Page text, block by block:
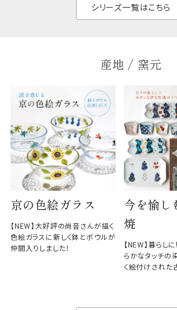
シリーズ一覧はこちら
産地 / 窯元
京の色絵ガラス
【NEW】大好評の尚音さんが描く
色絵ガラスに新しく鉢とボウルが
仲間入りしました！
今を愉し
焼
【NEW】暮らし
らかなタッチの
く絵付けされた